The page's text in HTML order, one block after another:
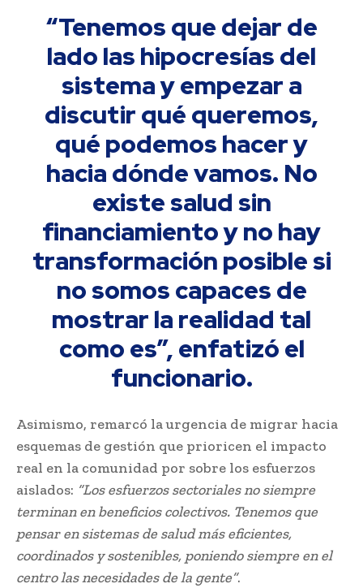
“Tenemos que dejar de
lado las hipocresías del
sistema y empezar a
discutir qué queremos,
qué podemos hacer y
hacia dónde vamos. No
existe salud sin
financiamiento y no hay
transformación posible si
no somos capaces de
mostrar la realidad tal
como es”, enfatizó el
funcionario.
Asimismo, remarcó la urgencia de migrar hacia
esquemas de gestión que prioricen el impacto
real en la comunidad por sobre los esfuerzos
aislados: “Los esfuerzos sectoriales no siempre
terminan en beneficios colectivos. Tenemos que
pensar en sistemas de salud más eficientes,
coordinados y sostenibles, poniendo siempre en el
centro las necesidades de la gente”.